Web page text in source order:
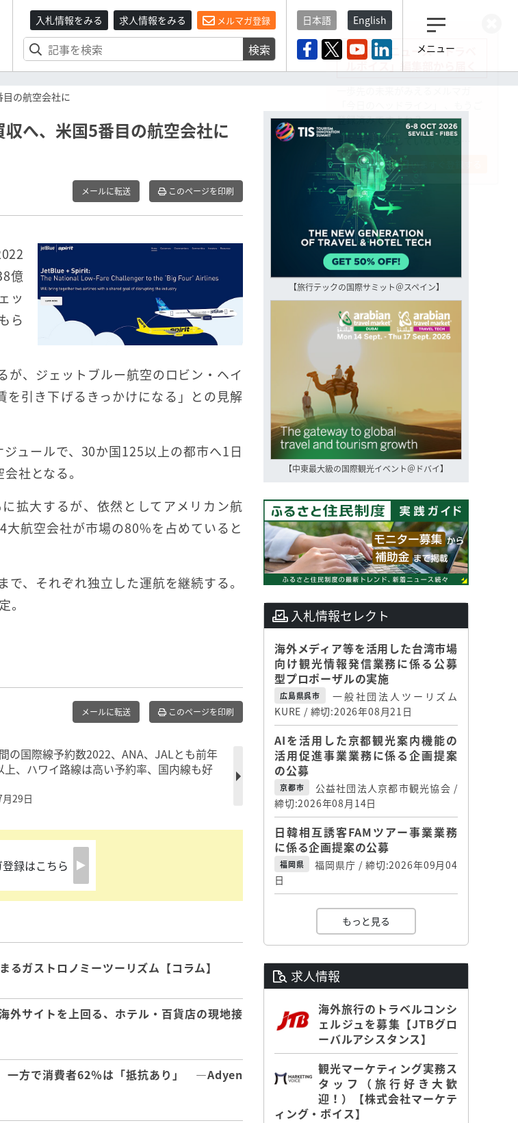
入札情報をみる 求人情報をみる メルマガ登録
検索
日本語 English
メニュー
の航空会社に
へ、米国5番目の航空会社に
メールに転送 このページを印刷
億
ッ
ら
が、ジェットブルー航空のロビン・ヘイ
引き下げるきっかけになる」との見解
ュールで、30か国125以上の都市へ1日
社となる。
拡大するが、依然としてアメリカン航
航空会社が市場の80%を占めていると
、それぞれ独立した運航を継続する。
。
メールに転送 このページを印刷
の国際線予約数2022、ANA、JALとも前年
上、ハワイ路線は高い予約率、国内線も好
29日
録はこちら
ガストロノミーツーリズム【コラム】
外サイトを上回る、ホテル・百貨店の現地接
一方で消費者62％は「抵抗あり」 ―Adyen
【旅行テックの国際サミット＠スペイン】
【中東最大級の国際観光イベント＠ドバイ】
入札情報セレクト
海外メディア等を活用した台湾市場
向け観光情報発信業務に係る公募
型プロポーザルの実施
広島県呉市
一般社団法人ツーリズム
KURE / 締切:2026年08月21日
AIを活用した京都観光案内機能の
活用促進事業業務に係る企画提案
の公募
京都市
公益社団法人京都市観光協会 /
締切:2026年08月14日
日韓相互誘客FAMツアー事業業務
に係る企画提案の公募
福岡県
福岡県庁 / 締切:2026年09月04
日
もっと見る
求人情報
海外旅行のトラベルコンシ
ェルジュを募集【JTBグロ
ーバルアシスタンス】
観光マーケティング実務ス
タッフ（旅行好き大歓
迎！）【株式会社マーケテ
ィング・ボイス】
観光産業ニュース「トラベ
登録済みですよね？
もし未だ登録していないなら…
いますぐ登録する